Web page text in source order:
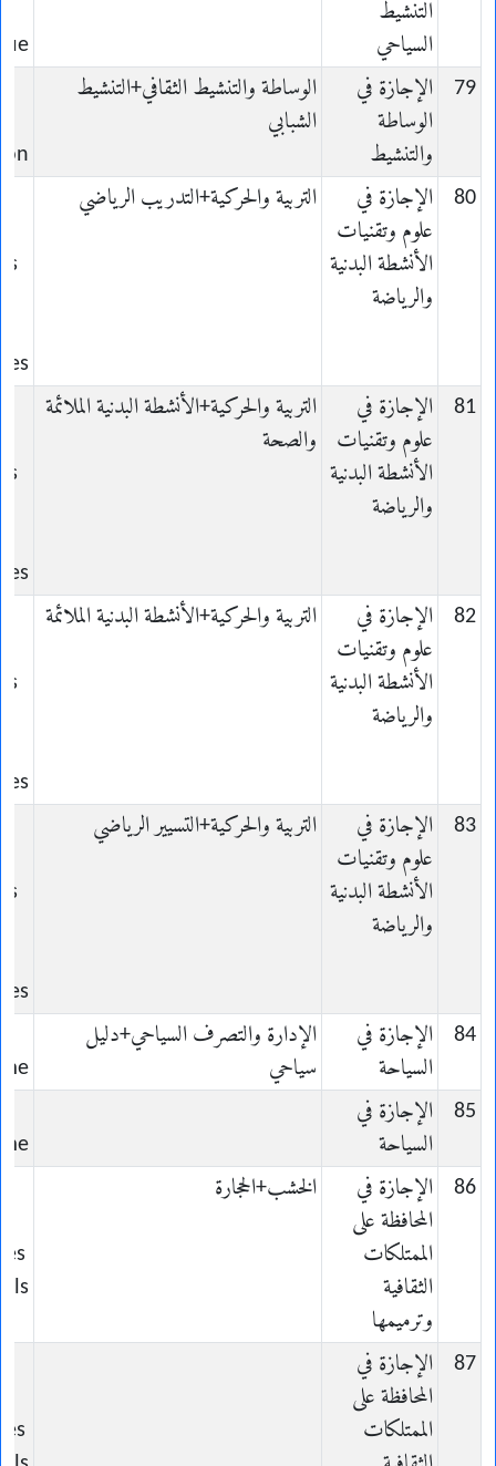
التنشيط
السياحي
79
الإجازة في
الوساطة
والتنشيط
الوساطة والتنشيط الثقافي+التنشيط
الشبابي
80
الإجازة في
علوم وتقنيات
الأنشطة البدنية
والرياضة
التربية والحركية+التدريب الرياضي
81
الإجازة في
علوم وتقنيات
الأنشطة البدنية
والرياضة
التربية والحركية+الأنشطة البدنية الملائمة
والصحة
82
الإجازة في
علوم وتقنيات
الأنشطة البدنية
والرياضة
التربية والحركية+الأنشطة البدنية الملائمة
83
الإجازة في
علوم وتقنيات
الأنشطة البدنية
والرياضة
التربية والحركية+التسيير الرياضي
84
الإجازة في
السياحة
الإدارة والتصرف السياحي+دليل
سياحي
85
الإجازة في
السياحة
86
الإجازة في
المحافظة على
الممتلكات
الثقافية
وترميمها
الخشب+الحجارة
87
الإجازة في
المحافظة على
الممتلكات